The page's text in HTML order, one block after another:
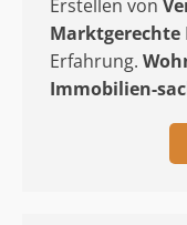
Erstellen von
Marktgerechte
Erfahrung.
Immobilien-